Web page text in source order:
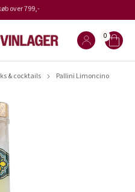
over 799,-
0
& cocktails Pallini Limoncino